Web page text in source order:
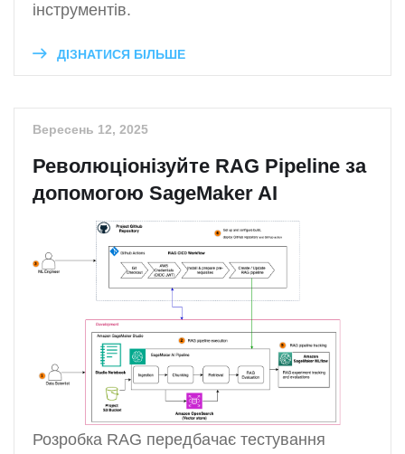
інструментів.
ДІЗНАТИСЯ БІЛЬШЕ
Вересень 12, 2025
Революціонізуйте RAG Pipeline за
допомогою SageMaker AI
Розробка RAG передбачає тестування